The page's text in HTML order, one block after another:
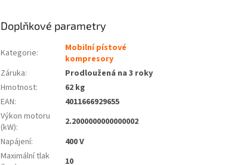
Doplňkové parametry
Kategorie:
Mobilní pístové
kompresory
Záruka:
Prodloužená na 3 roky
Hmotnost:
62 kg
EAN:
4011666929655
Výkon motoru
(kW):
2.2000000000000002
Napájení:
400 V
Maximální tlak
10